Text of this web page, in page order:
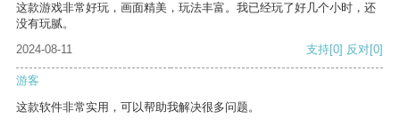
这款游戏非常好玩，画面精美，玩法丰富。我已经玩了好几个小时，还
没有玩腻。
2024-08-11
支持[0] 反对[0]
游客
这款软件非常实用，可以帮助我解决很多问题。